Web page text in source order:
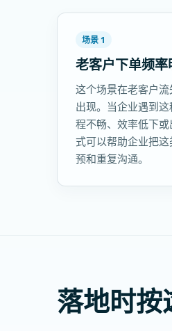
场景 1
老客户下单频
这个场景在老客户
出现。当企业遇到
程不畅、效率低下
式可以帮助企业把
预和重复沟通。
落地时按